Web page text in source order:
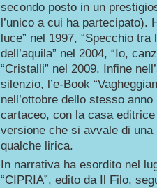
secondo posto in un
l’unico a cui ha partecipato).
luce” nel 1997, “Specchio
dell’aquila” nel 2004, “Io,
“Cristalli” nel 2009. Infine
silenzio, l’e-Book
nell’ottobre dello stesso
cartaceo, con la casa
versione che si avvale di una
qualche lirica.
In narrativa ha esordito nel
“CIPRIA”, edito da Il Filo,